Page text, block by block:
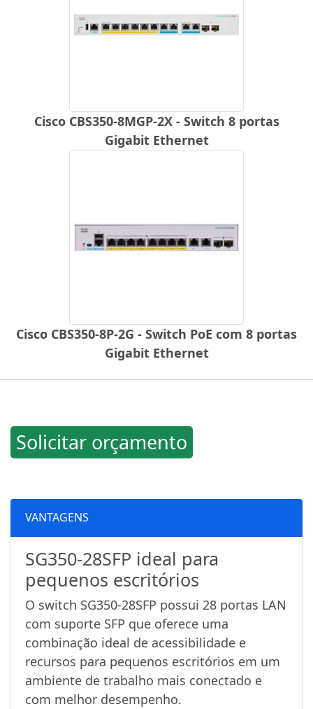
Cisco CBS350-8MGP-2X - Switch 8 portas
Gigabit Ethernet
Cisco CBS350-8P-2G - Switch PoE com 8 portas
Gigabit Ethernet
Solicitar orçamento
VANTAGENS
SG350-28SFP ideal para
pequenos escritórios
O switch SG350-28SFP possui 28 portas LAN
com suporte SFP que oferece uma
combinação ideal de acessibilidade e
recursos para pequenos escritórios em um
ambiente de trabalho mais conectado e
com melhor desempenho.